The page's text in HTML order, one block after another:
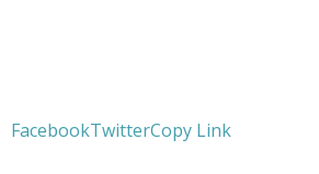
FacebookTwitterCopy Link